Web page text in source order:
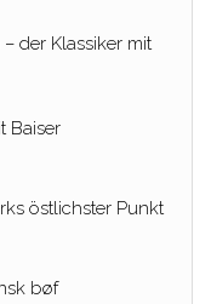
der Klassiker mit
Baiser
östlichster Punkt
bøf